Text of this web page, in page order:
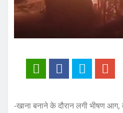
-खाना बनाने के दौरान लगी भीषण